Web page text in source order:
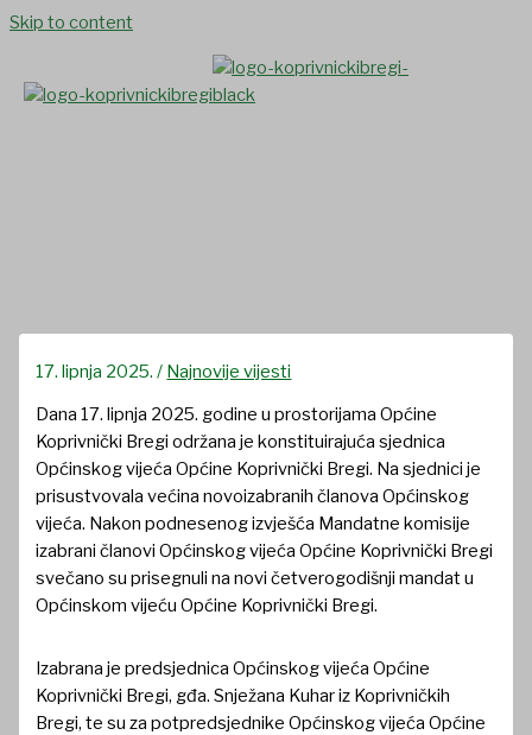
Skip to content
17. lipnja 2025./ Najnovije vijesti
Dana 17. lipnja 2025. godine u prostorijama Općine
Koprivnički Bregi održana je konstituirajuća sjednica
Općinskog vijeća Općine Koprivnički Bregi. Na sjednici je
prisustvovala većina novoizabranih članova Općinskog
vijeća. Nakon podnesenog izvješća Mandatne komisije
izabrani članovi Općinskog vijeća Općine Koprivnički Bregi
svečano su prisegnuli na novi četverogodišnji mandat u
Općinskom vijeću Općine Koprivnički Bregi.
Izabrana je predsjednica Općinskog vijeća Općine
Koprivnički Bregi, gđa. Snježana Kuhar iz Koprivničkih
Bregi, te su za potpredsjednike Općinskog vijeća Općine